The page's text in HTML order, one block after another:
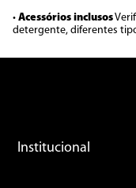
• Acessórios inclusos
detergente, diferentes
Institucional